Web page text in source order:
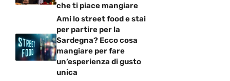
che ti piace mangiare
Ami lo street food e stai
per partire per la
Sardegna? Ecco cosa
mangiare per fare
un’esperienza di gusto
unica